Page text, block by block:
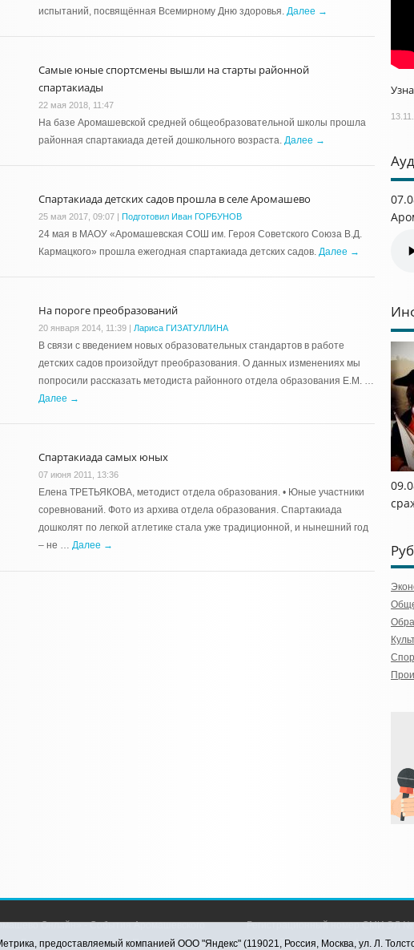
испытаний, посвящённая Всемирному Дню здоровья. Далее →
Самые юные спортсмены вышли на старты районной
спартакиады
22 мая 2018, 11:47
На базе Аромашевской средней общеобразовательной школы прошла
районная спартакиада детей дошкольного возраста. Далее →
Спартакиада детских садов прошла в селе Аромашево
25 мая 2017, 09:07 | Подготовил Иван ГОРБУНОВ
24 мая в МАОУ «Аромашевская СОШ им. Героя Советского Союза В.Д.
Кармацкого» прошла ежегодная спартакиада детских садов. Далее →
На пороге преобразований
20 января 2014, 11:39 | Лариса ГИЗАТУЛЛИНА
В связи с введением новых образовательных стандартов в работе
детских садов произойдут преобразования. О данных изменениях мы
попросили рассказать методиста районного отдела образования Е.М. …
Далее →
Спартакиада самых юных
07 июня 2011, 13:36
Елена ТРЕТЬЯКОВА, методист отдела образования. • Юные участники
соревнований. Фото из архива отдела образования. Спартакиада
дошколят по легкой атлетике стала уже традиционной, и нынешний год
– не … Далее →
Онлайн» - События Аромашевского
Все права защищены © При использовании
Регистрационный номер СМИ ЭЛ
службой по надзору в сфере
предоставляемый компанией ООО "Яндекс" (119021, Россия, Москва, ул. Л.